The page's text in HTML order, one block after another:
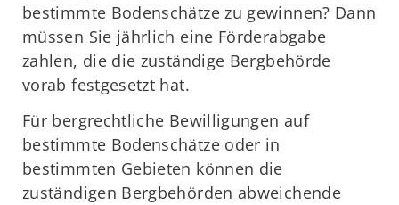
bestimmte Bodenschätze zu gewinnen? Dann
müssen Sie jährlich eine Förderabgabe
zahlen, die die zuständige Bergbehörde
vorab festgesetzt hat.
Für bergrechtliche Bewilligungen auf
bestimmte Bodenschätze oder in
bestimmten Gebieten können die
zuständigen Bergbehörden abweichende